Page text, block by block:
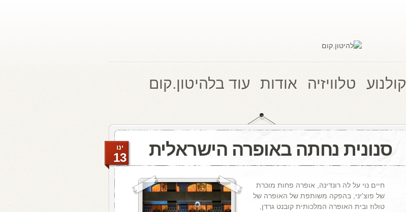
קולנוע טלוויזיה אודות עוד בלהיטון.קום
סנונית נחתה באופרה הישראלית ינו
13
חיים נוי על לה רונדינה, אופרה פחות מוכרת
של פוצ'יני, בהפקה משותפת של האופרה של
טולוז ובית האופרה המלכותית קובנט גרדן,